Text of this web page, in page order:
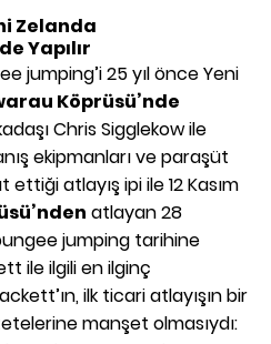
Zelanda
Yapılır
jumping’i 25 yıl önce Yeni
Köprüsü’nde
Chris Sigglekow ile
ekipmanları ve paraşüt
atlayış ipi ile 12 Kasım
atlayan 28
jumping tarihine
ile ilgili en ilginç
ilk ticari atlayışın bir
manşet olmasıydı: